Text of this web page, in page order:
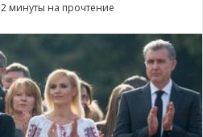
2 минуты на прочтение